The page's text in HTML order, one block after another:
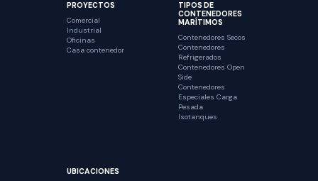
PROYECTOS
Comercial
Industrial
Oficinas
Casa contenedor
TIPOS DE
CONTENEDORES
MARÍTIMOS
Contenedores Secos
Contenedores
Refrigerados
Contenedores Open
Side
Contenedores
Especiales Carga
Pesada
Isotanques
UBICACIONES